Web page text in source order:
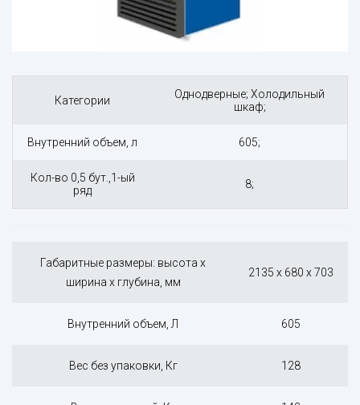
Категории
Однодверные; Холодильный
шкаф;
Внутренний объем, л 605;
Кол-во 0,5 бут.,1-ый
ряд
8;
Габаритные размеры: высота х
ширина х глубина, мм
2135 x 680 x 703
Внутренний объем, Л 605
Вес без упаковки, Кг 128